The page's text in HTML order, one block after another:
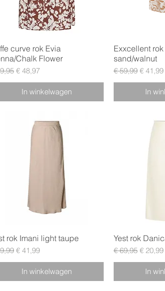
Snel overzicht
curve rok Evia
Chalk Flower
prijs
Verkoopprijs
€ 48,97
In winkelwagen
Snel
Exxcellent
sand/walnut
Normale prijs
€ 59,99 € 41,99
In
Snel overzicht
rok Imani light taupe
prijs
Verkoopprijs
€ 41,99
In winkelwagen
Snel
Yest rok
Normale prijs
€ 69,95 € 20,99
In